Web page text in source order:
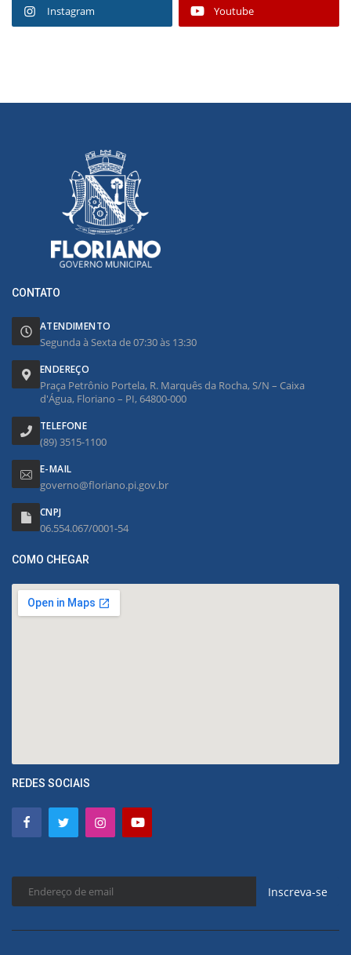
Instagram Youtube
CONTATO
ATENDIMENTO
Segunda à Sexta de 07:30 às 13:30
ENDEREÇO
Praça Petrônio Portela, R. Marquês da Rocha, S/N – Caixa
d'Água, Floriano – PI, 64800-000
TELEFONE
(89) 3515-1100
E-MAIL
governo@floriano.pi.gov.br
CNPJ
06.554.067/0001-54
COMO CHEGAR
REDES SOCIAIS
Inscreva-se